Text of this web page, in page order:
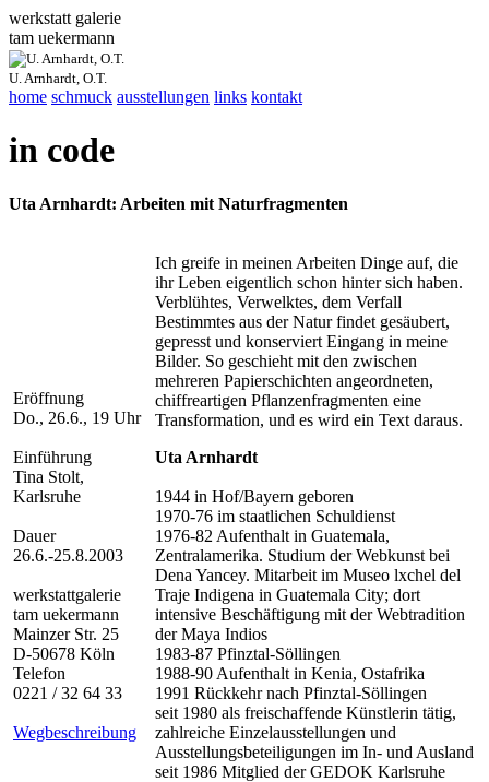
werkstatt galerie
tam uekermann
U. Arnhardt, O.T.
home schmuck ausstellungen links kontakt
in code
Uta Arnhardt: Arbeiten mit Naturfragmenten
Eröffnung
Do., 26.6., 19 Uhr
Einführung
Tina Stolt,
Karlsruhe
Dauer
26.6.-25.8.2003
werkstattgalerie
tam uekermann
Mainzer Str. 25
D-50678 Köln
Telefon
0221 / 32 64 33
Wegbeschreibung
Ich greife in meinen Arbeiten Dinge auf, die
ihr Leben eigentlich schon hinter sich haben.
Verblühtes, Verwelktes, dem Verfall
Bestimmtes aus der Natur findet gesäubert,
gepresst und konserviert Eingang in meine
Bilder. So geschieht mit den zwischen
mehreren Papierschichten angeordneten,
chiffreartigen Pflanzenfragmenten eine
Transformation, und es wird ein Text daraus.
Uta Arnhardt
1944 in Hof/Bayern geboren
1970-76 im staatlichen Schuldienst
1976-82 Aufenthalt in Guatemala,
Zentralamerika. Studium der Webkunst bei
Dena Yancey. Mitarbeit im Museo lxchel del
Traje Indigena in Guatemala City; dort
intensive Beschäftigung mit der Webtradition
der Maya Indios
1983-87 Pfinztal-Söllingen
1988-90 Aufenthalt in Kenia, Ostafrika
1991 Rückkehr nach Pfinztal-Söllingen
seit 1980 als freischaffende Künstlerin tätig,
zahlreiche Einzelausstellungen und
Ausstellungsbeteiligungen im In- und Ausland
seit 1986 Mitglied der GEDOK Karlsruhe